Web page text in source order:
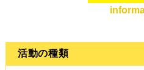
活動の種類